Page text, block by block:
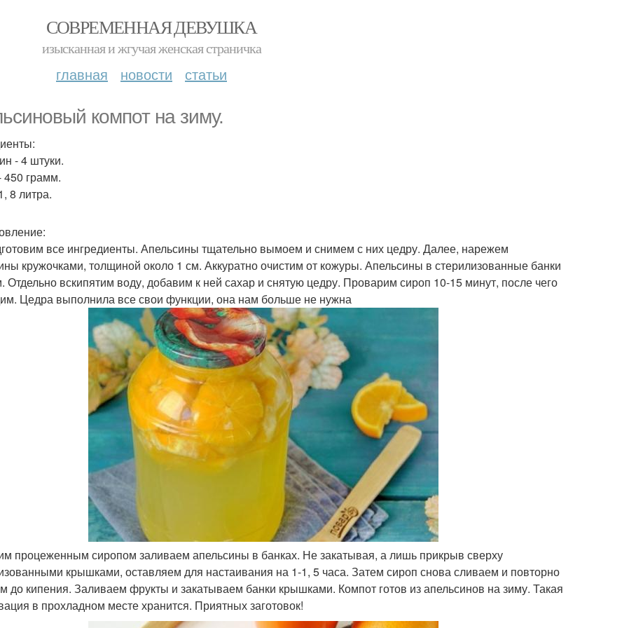
СОВРЕМЕННАЯ ДЕВУШКА
изысканная и жгучая женская страничка
главная новости статьи
компот на зиму.
- 4 штуки.
450 грамм.
8 литра.
все ингредиенты. Апельсины тщательно вымоем и снимем с них цедру. Далее, нарежем
кружочками, толщиной около 1 см. Аккуратно очистим от кожуры. Апельсины в стерилизованные банки
Отдельно вскипятим воду, добавим к ней сахар и снятую цедру. Проварим сироп 10-15 минут, после чего
Цедра выполнила все свои функции, она нам больше не нужна
процеженным сиропом заливаем апельсины в банках. Не закатывая, а лишь прикрыв сверху
крышками, оставляем для настаивания на 1-1, 5 часа. Затем сироп снова сливаем и повторно
до кипения. Заливаем фрукты и закатываем банки крышками. Компот готов из апельсинов на зиму. Такая
в прохладном месте хранится. Приятных заготовок!